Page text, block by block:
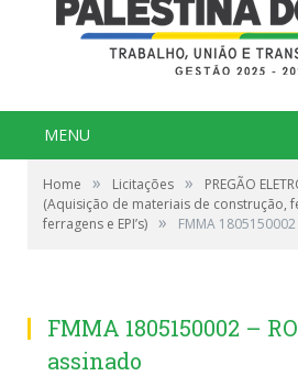
MENU
Home » Licitações »
PREGÃO
(Aquisição de materiais de construção,
ferragens e EPI’s) » FMMA
FMMA 1805150002 –
assinado